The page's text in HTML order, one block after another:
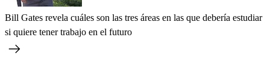
Bill Gates revela cuáles son las tres áreas en las que debería estudiar
si quiere tener trabajo en el futuro